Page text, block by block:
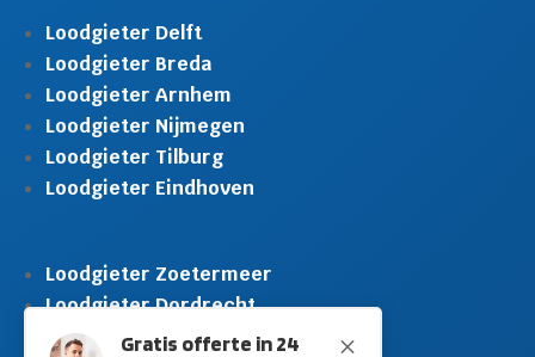
M
Gratis offerte in 24
Loodgieter Delft
Loodgieter Breda
Loodgieter Arnhem
Loodgieter Nijmegen
Loodgieter Tilburg
Loodgieter Eindhoven
Loodgieter Zoetermeer
Loodgieter Dordrecht
Loodgieter Rijswijk